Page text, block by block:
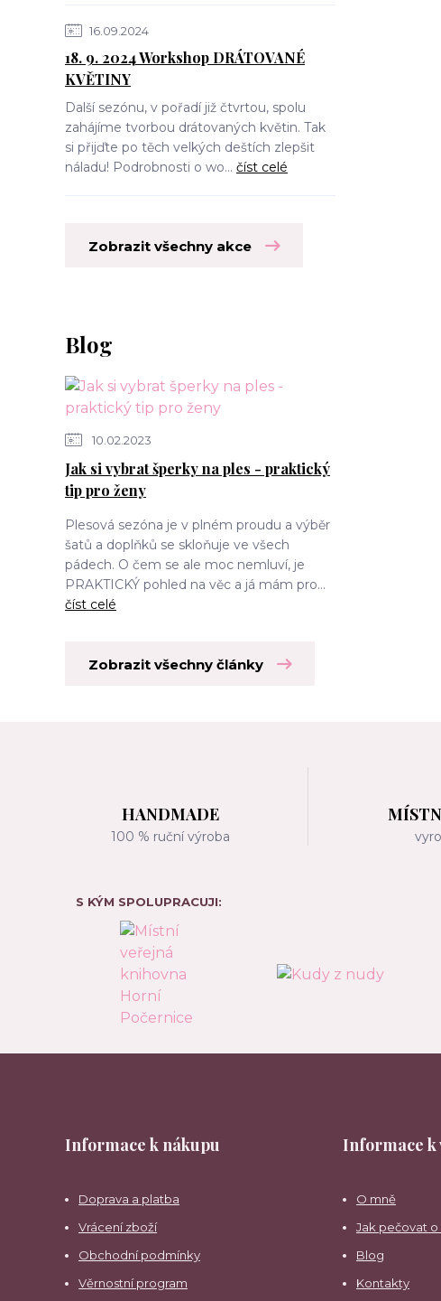
16.09.2024
18. 9. 2024 Workshop DRÁTOVANÉ
KVĚTINY
Další sezónu, v pořadí již čtvrtou, spolu
zahájíme tvorbou drátovaných květin. Tak
si přijďte po těch velkých deštích zlepšit
náladu! Podrobnosti o wo... číst celé
Zobrazit všechny akce
Blog
10.02.2023
Jak si vybrat šperky na ples - praktický
tip pro ženy
Plesová sezóna je v plném proudu a výběr
šatů a doplňků se skloňuje ve všech
pádech. O čem se ale moc nemluví, je
PRAKTICKÝ pohled na věc a já mám pro...
číst celé
Zobrazit všechny články
HANDMADE
100 % ruční výroba
S KÝM SPOLUPRACUJI:
Informace k nákupu
Doprava a platba
Vrácení zboží
Obchodní podmínky
Věrnostní program
Informace k
O mně
Jak pečovat
Blog
Kontakty